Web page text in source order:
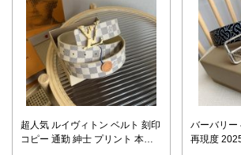
超人気 ルイヴィトン ベルト 刻印
コピー 通勤 紳士 プリント 本革
バーバリー
再現度